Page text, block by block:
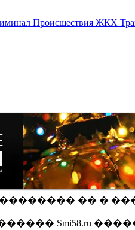
Происшествия ЖКХ
�� �
Smi58.ru